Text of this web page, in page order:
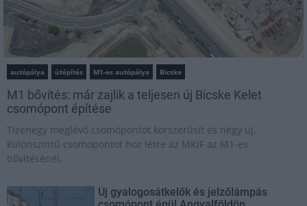
autópálya útépítés M1-es autópálya Bicske
M1 bővítés: már zajlik a teljesen új Bicske Kelet
csomópont építése
Tizenegy meglévő csomópontot korszerűsít és négy új,
különszintű csomópontot hoz létre az MKIF az M1-es
bővítésénél.
Új gyalogosátkelők és jelzőlámpás